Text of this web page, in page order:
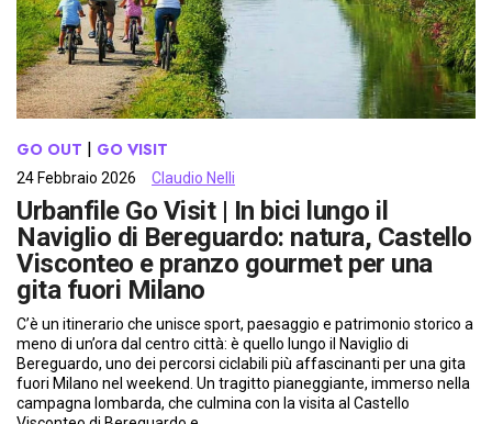
GO OUT GO VISIT
24 Febbraio 2026 Claudio Nelli
Urbanfile Go Visit | In bici lungo il
Naviglio di Bereguardo: natura, Castello
Visconteo e pranzo gourmet per una
gita fuori Milano
C’è un itinerario che unisce sport, paesaggio e patrimonio storico a
meno di un’ora dal centro città: è quello lungo il Naviglio di
Bereguardo, uno dei percorsi ciclabili più affascinanti per una gita
fuori Milano nel weekend. Un tragitto pianeggiante, immerso nella
campagna lombarda, che culmina con la visita al Castello